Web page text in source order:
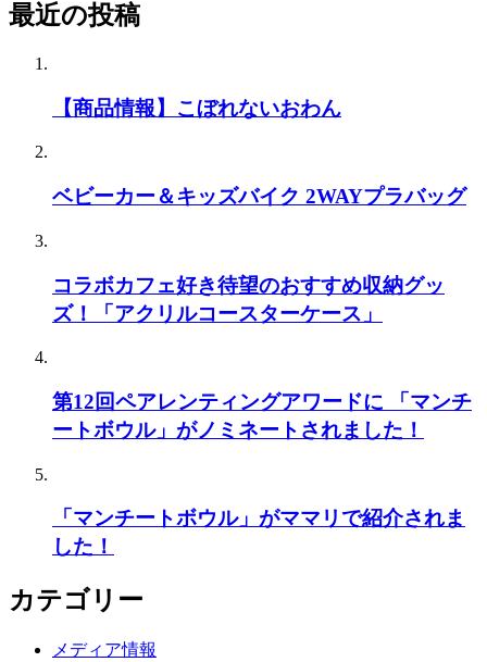
最近の投稿
【商品情報】こぼれないおわん
ベビーカー＆キッズバイク 2WAYプラバッグ
コラボカフェ好き待望のおすすめ収納グッ
ズ！「アクリルコースターケース」
第12回ペアレンティングアワードに 「マンチ
ートボウル」がノミネートされました！
「マンチートボウル」がママリで紹介されま
した！
カテゴリー
メディア情報